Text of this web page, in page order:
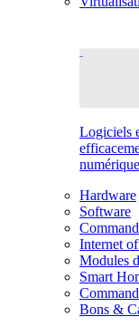
Logiciels
numérique
Hardware
Software
Internet
Modules
Smart
Bons &